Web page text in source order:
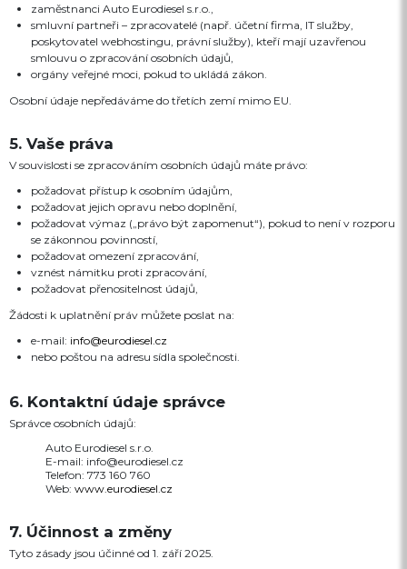
zaměstnanci Auto Eurodiesel s.r.o.,
smluvní partneři – zpracovatelé (např. účetní firma, IT služby,
poskytovatel webhostingu, právní služby), kteří mají uzavřenou
smlouvu o zpracování osobních údajů,
orgány veřejné moci, pokud to ukládá zákon.
Osobní údaje nepředáváme do třetích zemí mimo EU.
5. Vaše práva
V souvislosti se zpracováním osobních údajů máte právo:
požadovat přístup k osobním údajům,
požadovat jejich opravu nebo doplnění,
požadovat výmaz („právo být zapomenut“), pokud to není v rozporu
se zákonnou povinností,
požadovat omezení zpracování,
vznést námitku proti zpracování,
požadovat přenositelnost údajů,
Žádosti k uplatnění práv můžete poslat na:
e-mail: info@eurodiesel.cz
nebo poštou na adresu sídla společnosti.
6. Kontaktní údaje správce
Správce osobních údajů:
Auto Eurodiesel s.r.o.
E-mail: info@eurodiesel.cz
Telefon: 773 160 760
Web: www.eurodiesel.cz
7. Účinnost a změny
Tyto zásady jsou účinné od 1. září 2025.